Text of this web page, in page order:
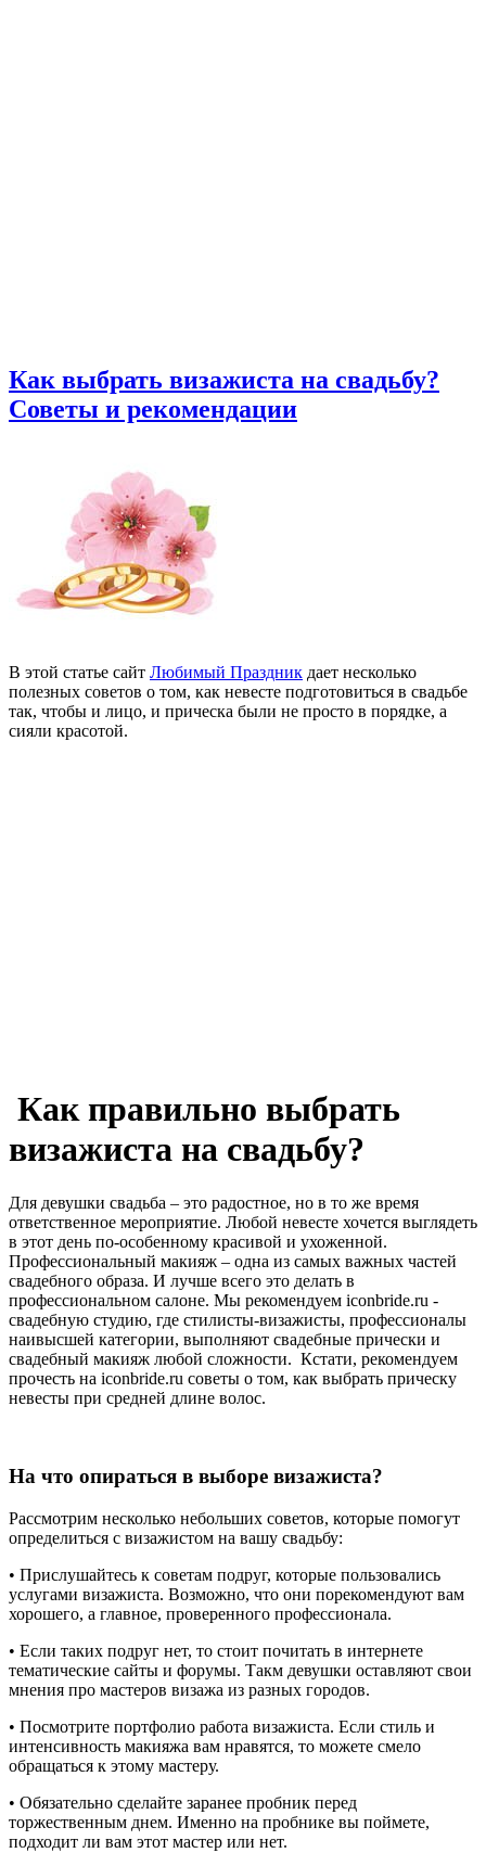
Как выбрать визажиста на свадьбу?
Советы и рекомендации
В этой статье сайт Любимый Праздник дает несколько
полезных советов о том, как невесте подготовиться в свадьбе
так, чтобы и лицо, и прическа были не просто в порядке, а
сияли красотой.
Как правильно выбрать
визажиста на свадьбу?
Для девушки свадьба – это радостное, но в то же время
ответственное мероприятие. Любой невесте хочется выглядеть
в этот день по-особенному красивой и ухоженной.
Профессиональный макияж – одна из самых важных частей
свадебного образа. И лучше всего это делать в
профессиональном салоне. Мы рекомендуем iconbride.ru -
свадебную студию, где стилисты-визажисты, профессионалы
наивысшей категории, выполняют свадебные прически и
свадебный макияж любой сложности. Кстати, рекомендуем
прочесть на iconbride.ru советы о том, как выбрать прическу
невесты при средней длине волос.
На что опираться в выборе визажиста?
Рассмотрим несколько небольших советов, которые помогут
определиться с визажистом на вашу свадьбу:
• Прислушайтесь к советам подруг, которые пользовались
услугами визажиста. Возможно, что они порекомендуют вам
хорошего, а главное, проверенного профессионала.
• Если таких подруг нет, то стоит почитать в интернете
тематические сайты и форумы. Такм девушки оставляют свои
мнения про мастеров визажа из разных городов.
• Посмотрите портфолио работа визажиста. Если стиль и
интенсивность макияжа вам нравятся, то можете смело
обращаться к этому мастеру.
• Обязательно сделайте заранее пробник перед
торжественным днем. Именно на пробнике вы поймете,
подходит ли вам этот мастер или нет.